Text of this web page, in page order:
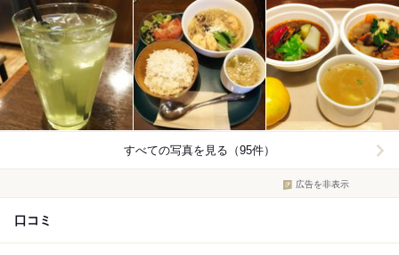
すべての写真を見る（95件）
広告を非表示
口コミ